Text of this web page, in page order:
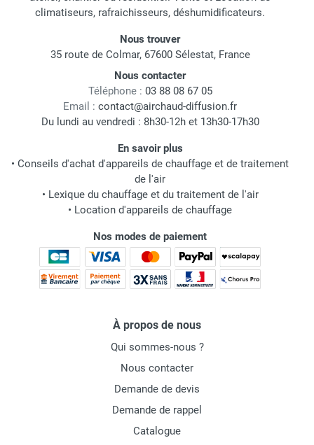
climatiseurs, rafraichisseurs, déshumidificateurs.
Nous trouver
35 route de Colmar, 67600 Sélestat, France
Nous contacter
Téléphone : 03 88 08 67 05
Email : contact@airchaud-diffusion.fr
Du lundi au vendredi : 8h30-12h et 13h30-17h30
En savoir plus
• Conseils d'achat d'appareils de chauffage et de traitement
de l'air
• Lexique du chauffage et du traitement de l'air
• Location d'appareils de chauffage
Nos modes de paiement
À propos de nous
Qui sommes-nous ?
Nous contacter
Demande de devis
Demande de rappel
Catalogue